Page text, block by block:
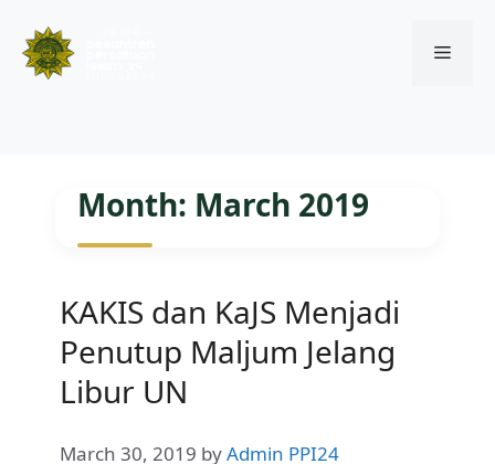
Menu
Month: March 2019
KAKIS dan KaJS Menjadi
Penutup Maljum Jelang
Libur UN
March 30, 2019 byAdmin PPI24